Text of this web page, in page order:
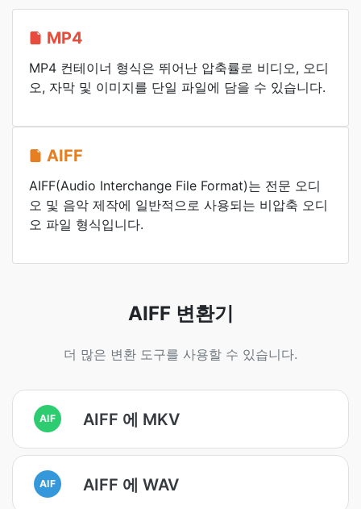
MP4
MP4 컨테이너 형식은 뛰어난 압축률로 비디오, 오디
오, 자막 및 이미지를 단일 파일에 담을 수 있습니다.
AIFF
AIFF(Audio Interchange File Format)는 전문 오디
오 및 음악 제작에 일반적으로 사용되는 비압축 오디
오 파일 형식입니다.
AIFF 변환기
더 많은 변환 도구를 사용할 수 있습니다.
AIF AIFF 에 MKV
AIF AIFF 에 WAV